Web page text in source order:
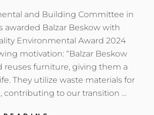
and Building Committee in
awarded Balzar Beskow with
Environmental Award 2024
motivation: “Balzar Beskow
reuses furniture, giving them a
They utilize waste materials for
contributing to our transition …